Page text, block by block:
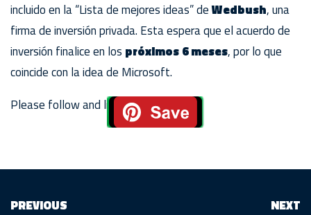
incluido en la “Lista de mejores ideas” deWedbush, una
firma de inversión privada. Esta espera que el acuerdo de
inversión finalice en los próximos 6 meses, por lo que
coincide con la idea de Microsoft.
Please follow and like us:
PREVIOUS NEXT